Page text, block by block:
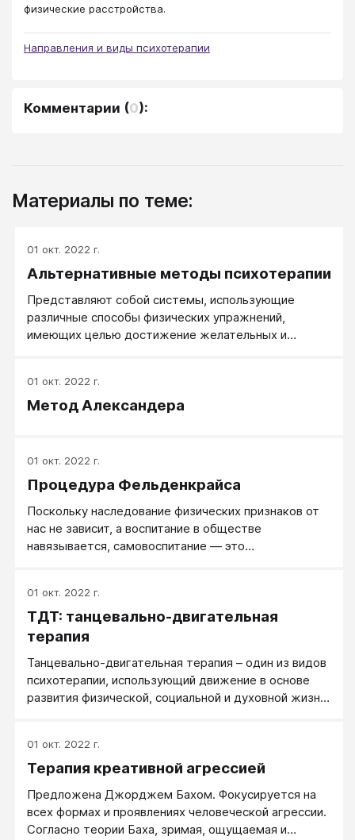
физические расстройства.
Направления и виды психотерапии
Комментарии (0):
Материалы по теме:
01 окт. 2022 г.
Альтернативные методы психотерапии
Представляют собой системы, использующие
различные способы физических упражнений,
имеющих целью достижение желательных и
тривиальный аспект взаимодействия души и тела,
но имеют важное теоретическое и практическое
01 окт. 2022 г.
Метод Александера
01 окт. 2022 г.
Процедура Фельденкрайса
Поскольку наследование физических признаков от
нас не зависит, а воспитание в обществе
навязывается, самовоспитание — это
индивидуальность (личность). Они также являются
главными детерминантами успеха или неудачи
индивидуума в обществе и межличностных
маску, которую носит в течение всей жизни для
демонстрации успеха или неудачи. Идентификация с
социальной маской может привести к утрате связи
побуждениями (потребностями) и чувством
и удовлетворение внутренних органических
побуждений оказываются в конфликте с внешним
социальным и финансовым существованием маски.
С точки зрения Фельденкрайса, это — эквивалент
01 окт. 2022 г.
ТДТ: танцевально-двигательная
терапия
Танцевально-двигательная терапия – один из видов
психотерапии, использующий движение в основе
развития физической, социальной и духовной жизни
01 окт. 2022 г.
Терапия креативной агрессией
Предложена Джорджем Бахом. Фокусируется на
всех формах и проявлениях человеческой агрессии.
Согласно теории Баха, зримая, ощущаемая и